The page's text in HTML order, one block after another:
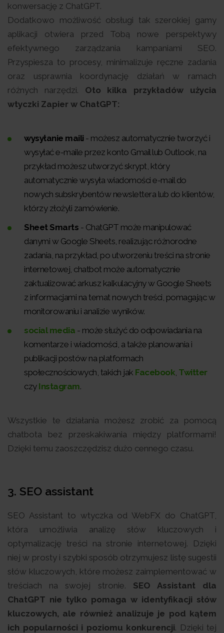
konwersację z ChatGPT.
Dodatkowo możliwość obsługi tak szerokiej gamy
aplikacji otwiera przed Tobą nowe perspektywy
efektywnego zarządzania kampaniami SEO.
Przyspiesza to procesy, minimalizuje ręczne zadania
oraz usprawnia koordynację działań w ramach
różnych narzędzi. Oto kilka przykładów użycia
wtyczki Zapier w ChatGPT:
wysyłanie maili - możesz automatycznie tworzyć i
wysyłać e-maile przez konto Gmail lub Outlook, na
przykład możesz utworzyć skrypt, który
automatycznie wysyła wiadomości e-mail do
nowych subskrybentów newslettera lub do klientów,
którzy złożyli zamówienie.
Sheet Smarts - ChatGPT może manipulować
danymi w Google Sheets, realizując różnorodne
zadania, na przykład, po utworzeniu treści na stronie
internetowej, chatbot może automatycznie
zaktualizować arkusz kalkulacyjny w Google Sheets
z informacjami na temat nowych treści, pomagając w
monitorowaniu i analizie wyników.
social media - może służyć do odpowiadania na
komentarze i wiadomości, a także planowania i
publikacji postów na platformach
społecznościowych, takich jak Facebook Twitter
czy Instagram.
Wszystkie te działania możesz zrobić za pomocą
chatbota bez przeskakiwania między platformami!
Dzięki temu zaoszczędzisz dużo cennego czasu.
3. SEO assistant
SEO Assistant to wtyczka od WebFX do ChatGPT,
która umożliwia analizę słów kluczowych i
optymalizację treści na stronie internetowej. Dzięki
niej w prosty i szybki sposób otrzymujesz listę sugestii
słów kluczowych, które możesz zaimplementować w
treściach na swojej stronie. SEO Assistant dla
ChatGPT nie tylko pomaga w identyfikacji słów
kluczowych, ale również analizuje je pod kątem
ich popularności i poziomu konkurencji. Dzięki tej